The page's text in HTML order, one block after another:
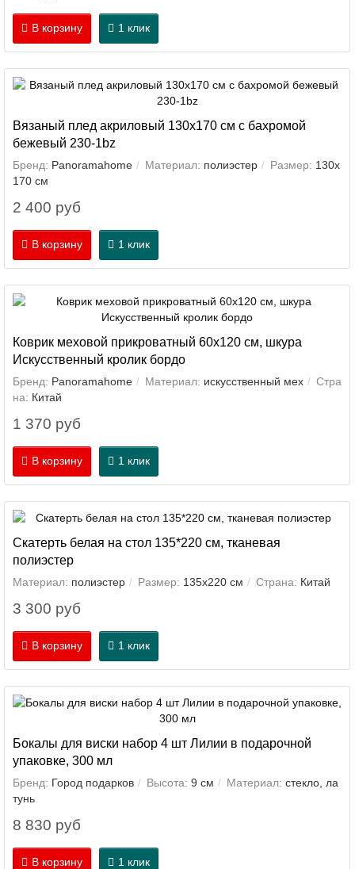
В корзину 1 клик
Вязаный плед акриловый 130х170 см с бахромой
бежевый 230-1bz
Бренд: Panoramahome Материал: полиэстер Размер: 130х
170 см
2 400 руб
В корзину 1 клик
Коврик меховой прикроватный 60х120 см, шкура
Искусственный кролик бордо
Бренд: Panoramahome Материал: искусственный мех
Стра
на: Китай
1 370 руб
В корзину 1 клик
Скатерть белая на стол 135*220 см, тканевая
полиэстер
Материал: полиэстер Размер: 135х220 см Страна: Китай
3 300 руб
В корзину 1 клик
Бокалы для виски набор 4 шт Лилии в подарочной
упаковке, 300 мл
Бренд: Город подарков Высота: 9 см Материал: стекло, ла
тунь
8 830 руб
В корзину 1 клик